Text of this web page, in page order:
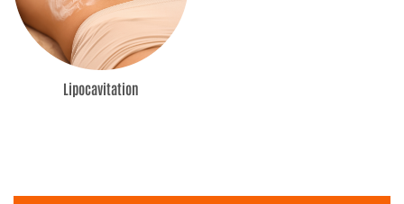
Lipocavitation